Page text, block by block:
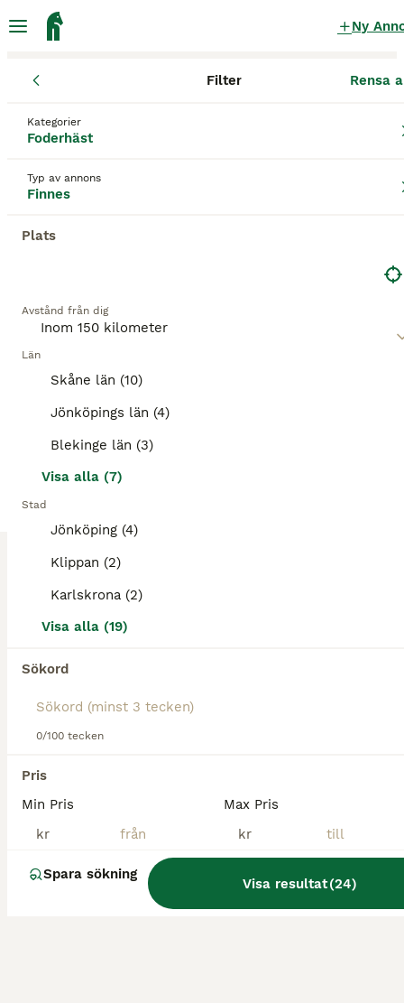
Ny
Filter Rensa
Kategorier
Foderhäst
Typ av annons
Finnes
Plats
Avstånd från dig
Län
Skåne län (10)
Jönköpings län (4)
Blekinge län (3)
Visa alla (7)
Stad
Jönköping (4)
Klippan (2)
Karlskrona (2)
Visa alla (19)
Sökord
0/100 tecken
Pris
Min Pris
kr
Max Pris
kr
Spara sökning
Visa resultat(24)
Foderhäst finnes
Denna annons är inte längre tillgänglig.
Vi har omdirigerat dig till sökresultat med liknande
parametrar.
VÄXJÖ foderhäst finnes
Växjö (37.9km)
Hörby (94.8km)